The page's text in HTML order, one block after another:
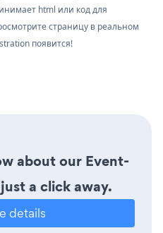
html или код для
страницу в реальном
появится!
about our Event-
a click away.
details